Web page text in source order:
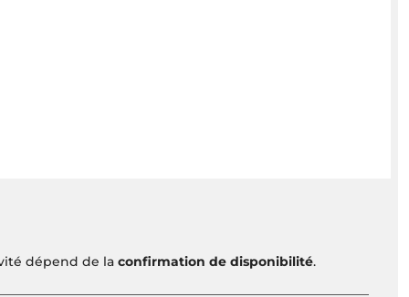
dépend de laconfirmation de disponibilité.